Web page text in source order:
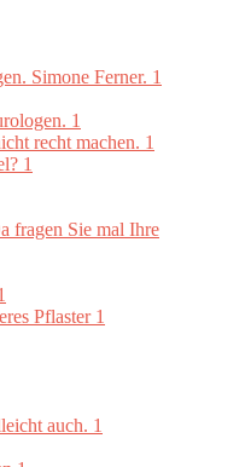
Simone Ferner. 1
1
recht machen. 1
1
fragen Sie mal Ihre
Pflaster 1
auch. 1